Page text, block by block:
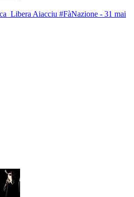
Aiacciu #FàNazione - 31 mai